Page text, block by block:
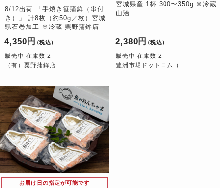
8/12出荷 「手焼き笹蒲鉾（串付
き）」 計8枚（約50g／枚）宮城
県石巻加工 ※冷蔵 粟野蒲鉾店
4,350円 （税込）
販売中 在庫数 2
（有）粟野蒲鉾店
宮城県産 1杯 300〜350g ※冷蔵
山治
2,380円 （税込）
販売中 在庫数 2
豊洲市場ドットコム（...
お届け日の指定が可能です